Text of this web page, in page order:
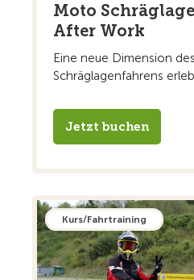
Moto
After Work
Eine neue Dimension des
Schräglagenfahrens
Jetzt buchen
Kurs/Fahrtraining